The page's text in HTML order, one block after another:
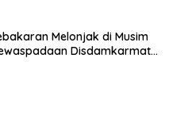
Melonjak di Musim
Disdamkarmat